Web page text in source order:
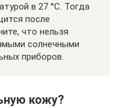
в 27 °C. Тогда
после
что нельзя
солнечными
приборов.
кожу?